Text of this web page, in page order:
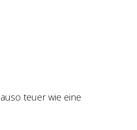
teuer wie eine